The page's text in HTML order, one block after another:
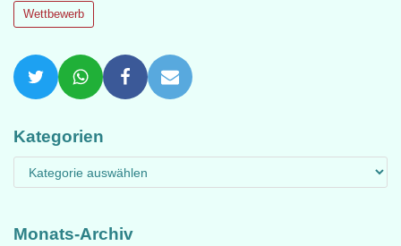
Wettbewerb
Kategorien
Monats-Archiv